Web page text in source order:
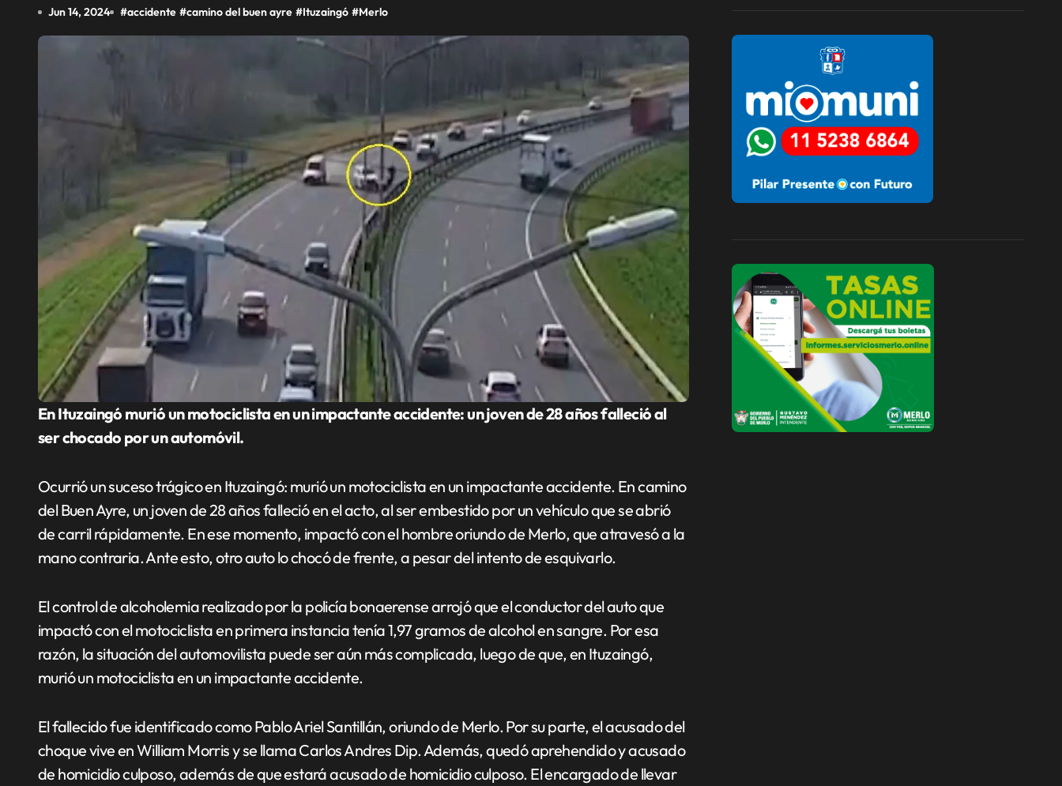
Jun 14, 2024 #accidente #camino del buen ayre #Ituzaingó #Merlo
En Ituzaingó murió un motociclista en un impactante accidente: un joven de 28 años falleció al
ser chocado por un automóvil.
Ocurrió un suceso trágico en Ituzaingó: murió un motociclista en un impactante accidente. En camino
del Buen Ayre, un joven de 28 años falleció en el acto, al ser embestido por un vehículo que se abrió
de carril rápidamente. En ese momento, impactó con el hombre oriundo de Merlo, que atravesó a la
mano contraria. Ante esto, otro auto lo chocó de frente, a pesar del intento de esquivarlo.
El control de alcoholemia realizado por la policía bonaerense arrojó que el conductor del auto que
impactó con el motociclista en primera instancia tenía 1,97 gramos de alcohol en sangre. Por esa
razón, la situación del automovilista puede ser aún más complicada, luego de que, en Ituzaingó,
murió un motociclista en un impactante accidente.
El fallecido fue identificado como Pablo Ariel Santillán, oriundo de Merlo. Por su parte, el acusado del
choque vive en William Morris y se llama Carlos Andres Dip. Además, quedó aprehendido y acusado
de homicidio culposo, además de que estará acusado de homicidio culposo. El encargado de llevar